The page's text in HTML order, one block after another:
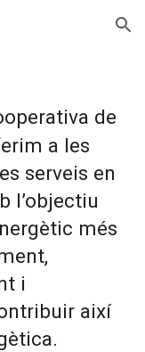
Skip to navigation
de
a les
serveis en
l’objectiu
més
i
així